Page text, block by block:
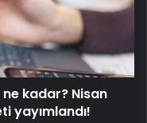
kadar? Nisan
yayımlandı!